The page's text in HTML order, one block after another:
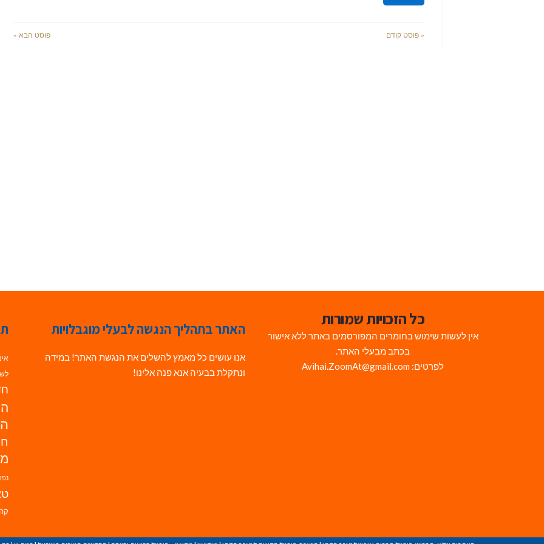
« פוסט קודם פוסט הבא »
כל הזכויות שמורות
אין לעשות שימוש בחומרים המפורסמים באתר ללא אישור
בכתב מבעלי האתר.
לפרטים: Avihai.ZoomAt@gmail.com
האתר בתהליך הנגשה לבעלי מוגבלויות
אנו עושים כל מאמץ להשלים את הנגשת האתר! במידה
ונתקלת בבעיה אנא פנה אלינו!